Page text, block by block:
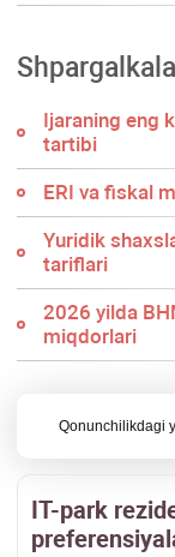
Ijaraning eng
tartibi
ERI va fiskal
Yuridik
tariflari
2026 yilda
miqdorlari
Qonunchilikdagi
IT-park